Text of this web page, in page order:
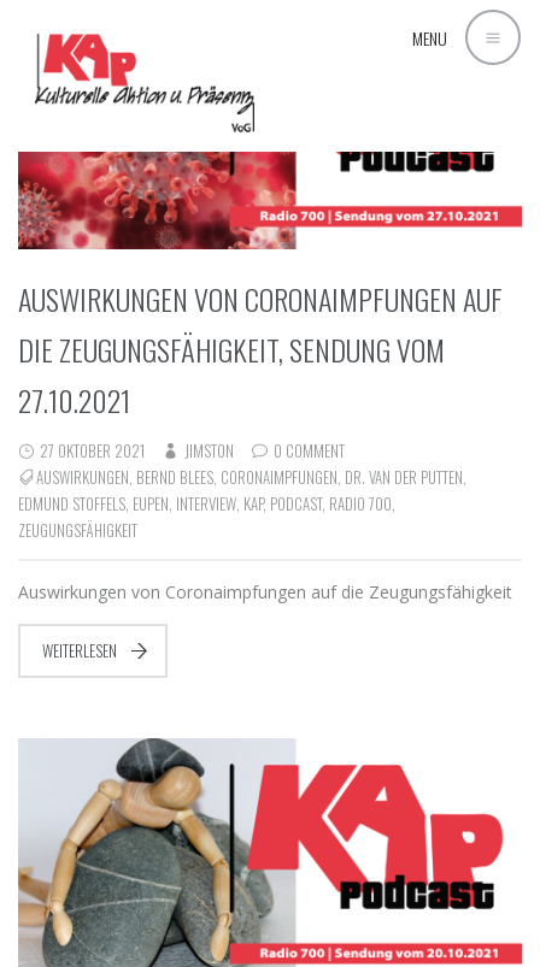
MENU
AUSWIRKUNGEN VON CORONAIMPFUNGEN AUF
DIE ZEUGUNGSFÄHIGKEIT, SENDUNG VOM
27.10.2021
27 OKTOBER 2021 JIMSTON
0 COMMENT
AUSWIRKUNGEN BERND BLEES CORONAIMPFUNGEN DR. VAN DER PUTTEN
EDMUND STOFFELS EUPEN INTERVIEW KAP, PODCAST, RADIO 700
ZEUGUNGSFÄHIGKEIT
Auswirkungen von Coronaimpfungen auf die Zeugungsfähigkeit
WEITERLESEN